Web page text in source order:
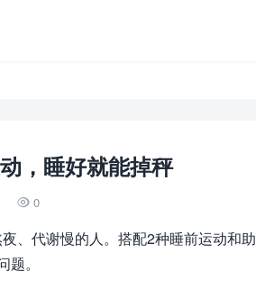
，睡好就能掉秤
 0
、代谢慢的人。搭配2种睡前运动和助
。